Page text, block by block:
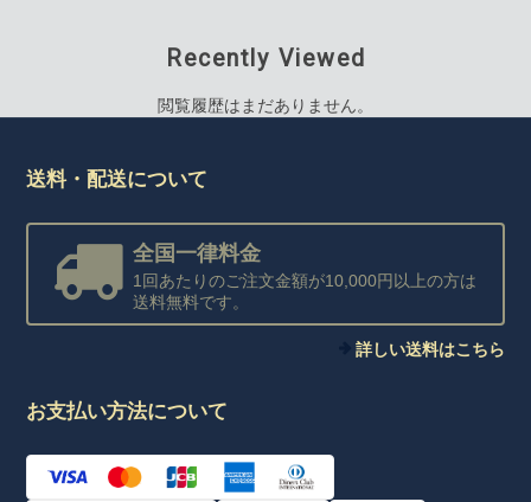
Recently Viewed
閲覧履歴はまだありません。
送料・配送について
全国一律料金
1回あたりのご注文金額が10,000円以上の方は
送料無料です。
詳しい送料はこちら
お支払い方法について